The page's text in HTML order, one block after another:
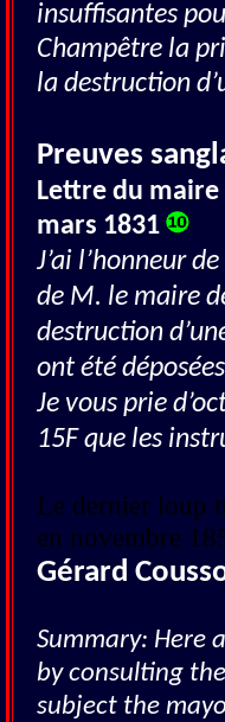
insuffisantes
Champêtre la
la destruction
Preuves
Lettre du maire
mars 1831
J’ai l’honneur
de M. le maire
destruction
ont été
Je vous prie
15F que les
Le dernier loup
en novembre
Gérard
Summary: Here
by consulting
subject the